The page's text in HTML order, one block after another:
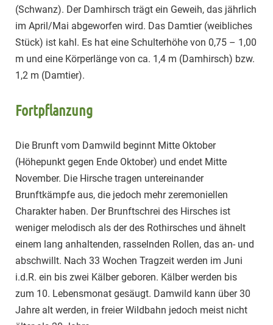
(Schwanz). Der Damhirsch trägt ein Geweih, das jährlich
im April/Mai abgeworfen wird. Das Damtier (weibliches
Stück) ist kahl. Es hat eine Schulterhöhe von 0,75 – 1,00
m und eine Körperlänge von ca. 1,4 m (Damhirsch) bzw.
1,2 m (Damtier).
Fortpflanzung
Die Brunft vom Damwild beginnt Mitte Oktober
(Höhepunkt gegen Ende Oktober) und endet Mitte
November. Die Hirsche tragen untereinander
Brunftkämpfe aus, die jedoch mehr zeremoniellen
Charakter haben. Der Brunftschrei des Hirsches ist
weniger melodisch als der des Rothirsches und ähnelt
einem lang anhaltenden, rasselnden Rollen, das an- und
abschwillt. Nach 33 Wochen Tragzeit werden im Juni
i.d.R. ein bis zwei Kälber geboren. Kälber werden bis
zum 10. Lebensmonat gesäugt. Damwild kann über 30
Jahre alt werden, in freier Wildbahn jedoch meist nicht